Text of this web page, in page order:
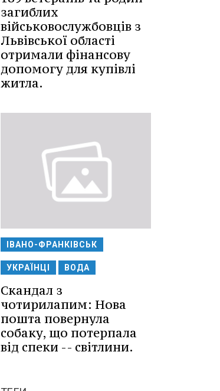
загиблих
військовослужбовців з
Львівської області
отримали фінансову
допомогу для купівлі
житла.
ІВАНО-ФРАНКІВСЬК
УКРАЇНЦІ ВОДА
Скандал з
чотирилапим: Нова
пошта повернула
собаку, що потерпала
від спеки -- світлини.